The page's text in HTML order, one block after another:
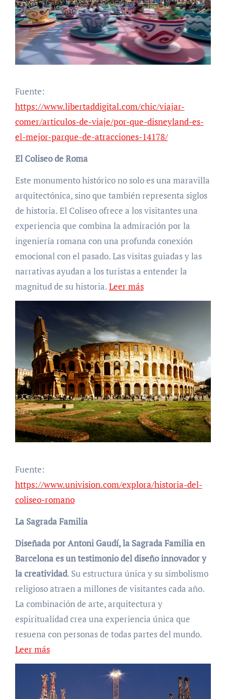
Fuente:
https://www.libertaddigital.com/chic/viajar-
comer/articulos-de-viaje/por-que-disneyland-es-
el-mejor-parque-de-atracciones-14178/
El Coliseo de Roma
Este monumento histórico no solo es una maravilla
arquitectónica, sino que también representa siglos
de historia. El Coliseo ofrece a los visitantes una
experiencia que combina la admiración por la
ingeniería romana con una profunda conexión
emocional con el pasado. Las visitas guiadas y las
narrativas ayudan a los turistas a entender la
magnitud de su historia.Leer más
Fuente:
https://www.univision.com/explora/historia-del-
coliseo-romano
La Sagrada Familia
Diseñada por Antoni Gaudí, la Sagrada Familia en
Barcelona es un testimonio del diseño innovador y
la creatividad. Su estructura única y su simbolismo
religioso atraen a millones de visitantes cada año.
La combinación de arte, arquitectura y
espiritualidad crea una experiencia única que
resuena con personas de todas partes del mundo.
Leer más